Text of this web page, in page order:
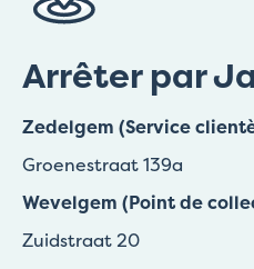
Arrêter par
Zedelgem (Service
Groenestraat 139a
Wevelgem (Point de
Zuidstraat 20